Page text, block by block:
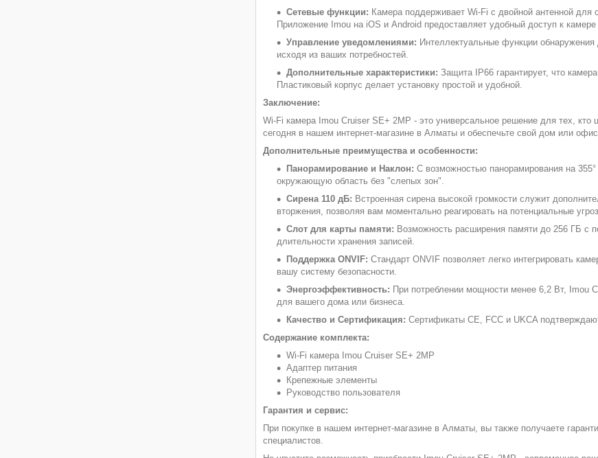
Сетевые функции: Камера поддерживает Wi-Fi с двойной антенной для
Приложение Imou на iOS и Android предоставляет удобный доступ к
Управление уведомлениями: Интеллектуальные функции
исходя из ваших потребностей.
Дополнительные характеристики: Защита IP66 гарантирует, что
Пластиковый корпус делает установку простой и удобной.
Заключение:
Wi-Fi камера Imou Cruiser SE+ 2MP - это универсальное решение для тех, кто
сегодня в нашем интернет-магазине в Алматы и обеспечьте свой дом или
Дополнительные преимущества и особенности:
Панорамирование и Наклон: С возможностью панорамирования на
окружающую область без "слепых зон".
Сирена 110 дБ: Встроенная сирена высокой громкости служит
вторжения, позволяя вам моментально реагировать на потенциальные
Слот для карты памяти: Возможность расширения памяти до 256 ГБ с
длительности хранения записей.
Поддержка ONVIF: Стандарт ONVIF позволяет легко интегрировать
вашу систему безопасности.
Энергоэффективность: При потреблении мощности менее 6,2 Вт, Imou
для вашего дома или бизнеса.
Качество и Сертификация: Сертификаты CE, FCC и UKCA
Содержание комплекта:
Wi-Fi камера Imou Cruiser SE+ 2MP
Адаптер питания
Крепежные элементы
Руководство пользователя
Гарантия и сервис:
При покупке в нашем интернет-магазине в Алматы, вы также получаете
специалистов.